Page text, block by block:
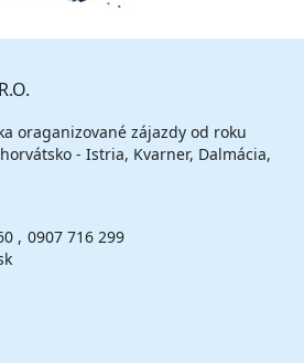
oraganizované zájazdy od roku
- Istria, Kvarner, Dalmácia,
0907 716 299